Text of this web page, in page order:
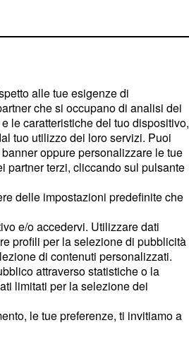
alle tue esigenze di
che si occupano di analisi dei
le caratteristiche del tuo dispositivo,
tuo utilizzo dei loro servizi. Puoi
oppure personalizzare le tue
partner terzi, cliccando sul pulsante
delle impostazioni predefinite che
e/o accedervi. Utilizzare dati
profili per la selezione di pubblicità
di contenuti personalizzati.
attraverso statistiche o la
limitati per la selezione dei
le tue preferenze, ti invitiamo a